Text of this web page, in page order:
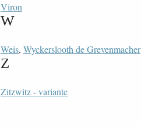
Viron
W
Weis, Wyckerslooth de Grevenmacher
Z
Zitzwitz - variante